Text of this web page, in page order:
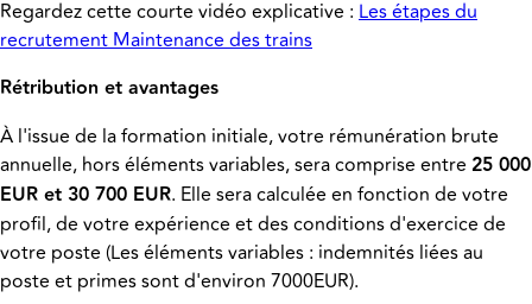
Regardez cette courte vidéo explicative : Les étapes du
recrutement Maintenance des trains
Rétribution et avantages
À l'issue de la formation initiale, votre rémunération brute
annuelle, hors éléments variables, sera comprise entre 25 000
EUR et 30 700 EUR. Elle sera calculée en fonction de votre
profil, de votre expérience et des conditions d'exercice de
votre poste (Les éléments variables : indemnités liées au
poste et primes sont d'environ 7000EUR).